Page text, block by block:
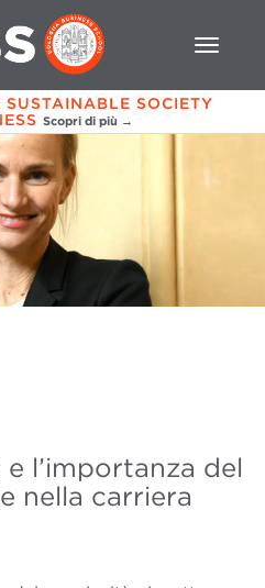
SOCIETY
Scopri di più →
l’importanza del
nella carriera